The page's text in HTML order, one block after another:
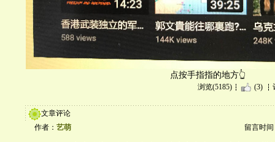
点按手指指的地方👆
浏览(5185) (3)
文章评论
作者： 艺萌 留言时间